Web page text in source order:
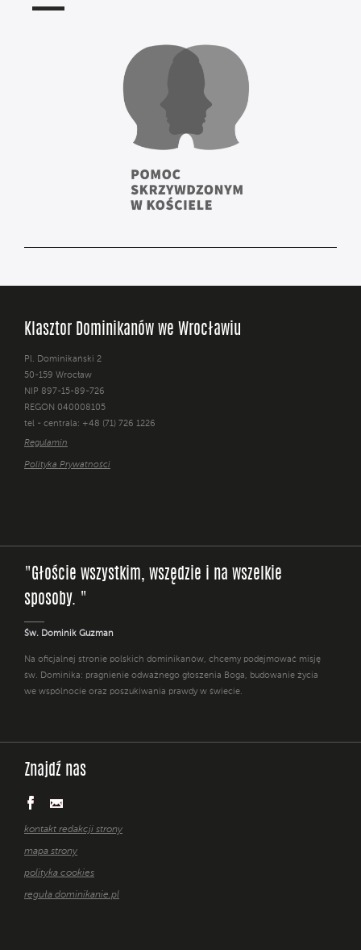
Klasztor Dominikanów we Wrocławiu
Pl. Dominikański 2
50-159 Wrocław
NIP 897-15-89-726
REGON 040008105
tel - centrala: +48 (71) 726 1226
Regulamin
Polityka Prywatności
"Głoście wszystkim, wszędzie i na wszelkie
sposoby. "
Św. Dominik Guzman
Na oficjalnej stronie polskich dominikanów, chcemy podejmować misję
św. Dominika: pragnienie odważnego głoszenia Boga, budowanie życia
we wspólnocie oraz poszukiwania prawdy w świecie.
Znajdź nas
kontakt redakcji strony
mapa strony
polityka cookies
reguła dominikanie.pl